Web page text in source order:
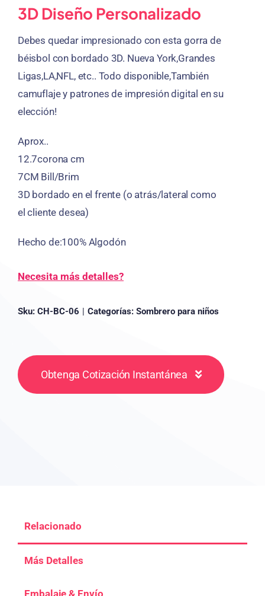
3D Diseño Personalizado
Debes quedar impresionado con esta gorra de
béisbol con bordado 3D. Nueva York,Grandes
Ligas,LA,NFL, etc.. Todo disponible,También
camuflaje y patrones de impresión digital en su
elección!
Aprox..
12.7corona cm
7CM Bill/Brim
3D bordado en el frente (o atrás/lateral como
el cliente desea)
Hecho de:100% Algodón
Necesita más detalles?
Sku: CH-BC-06 | Categorías: Sombrero para niños
Obtenga Cotización Instantánea
Relacionado
Más Detalles
Embalaje & Envío